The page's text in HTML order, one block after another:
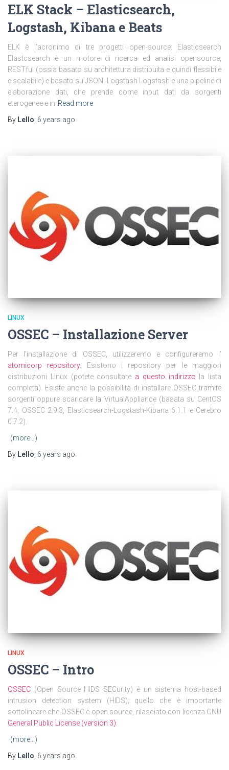
ELK Stack – Elasticsearch,
Logstash, Kibana e Beats
ELK è l’acronimo di tre progetti open-source: Elasticsearch
Elastcsearch è un motore di ricerca ed analisi opensource,
RESTful (ossia basato su architettura distribuita e quindi flessibile
e scalabile) e basato su JSON. Logstash Logstash è una pipeline di
elaborazione dati, che prende come input dati da sorgenti
eterogenee e in Read more
By Lello 6 years ago
LINUX
OSSEC – Installazione Server
Per l’installazione di OSSEC, utilizzeremo e configureremo l’
atomicorp repository. Esistono i repository per le maggiori
distribuzioni Linux (potete consultare a questo indirizzo la lista
completa). Esiste anche la possibilità di installare OSSEC tramite
sorgenti oppure scaricare la VirtualAppliance (basata su CentOS
7.4, OSSEC 2.9.3, Elasticsearch-Logstash-Kibana 6.1.1 e Cerebro
0.7.2).
(more…)
By Lello, 6 years ago
LINUX
OSSEC – Intro
OSSEC (Open Source HIDS SECurity) è un sistema host-based
intrusion detection system (HIDS); quello che è importante
sottolineare che OSSEC è open source, rilasciato con licenza GNU
General Public License (version 3)
(more…)
By Lello 6 years ago